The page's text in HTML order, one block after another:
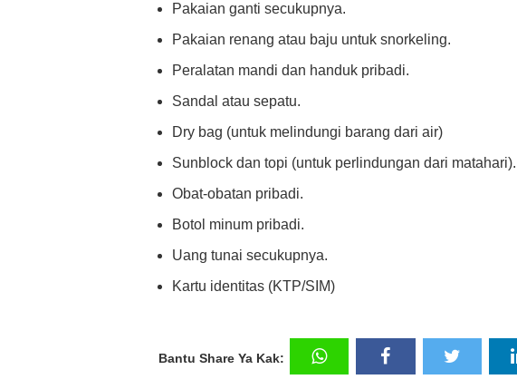
Pakaian ganti secukupnya.
Pakaian renang atau baju untuk snorkeling.
Peralatan mandi dan handuk pribadi.
Sandal atau sepatu.
Dry bag (untuk melindungi barang dari air)
Sunblock dan topi (untuk perlindungan dari matahari).
Obat-obatan pribadi.
Botol minum pribadi.
Uang tunai secukupnya.
Kartu identitas (KTP/SIM)
Bantu Share Ya Kak: